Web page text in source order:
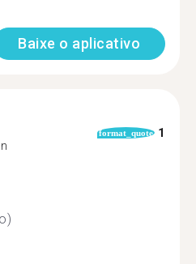
Baixe o aplicativo
format_quote 1